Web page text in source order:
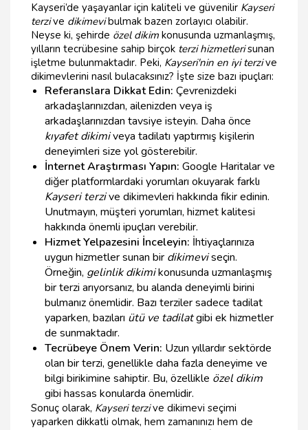
Kayseri’de yaşayanlar için kaliteli ve güvenilir Kayseri
terzive dikimevibulmak bazen zorlayıcı olabilir.
Neyse ki, şehirde özel dikim konusunda uzmanlaşmış,
yılların tecrübesine sahip birçok terzi hizmetlerisunan
işletme bulunmaktadır. Peki, Kayseri'nin en iyi terzive
dikimevlerini nasıl bulacaksınız? İşte size bazı ipuçları:
Referanslara Dikkat Edin: Çevrenizdeki
arkadaşlarınızdan, ailenizden veya iş
arkadaşlarınızdan tavsiye isteyin. Daha önce
kıyafet dikimiveya tadilatı yaptırmış kişilerin
deneyimleri size yol gösterebilir.
İnternet Araştırması Yapın: Google Haritalar ve
diğer platformlardaki yorumları okuyarak farklı
Kayseri terzive dikimevleri hakkında fikir edinin.
Unutmayın, müşteri yorumları, hizmet kalitesi
hakkında önemli ipuçları verebilir.
Hizmet Yelpazesini İnceleyin: İhtiyaçlarınıza
uygun hizmetler sunan bir dikimeviseçin.
Örneğin, gelinlik dikimikonusunda uzmanlaşmış
bir terzi arıyorsanız, bu alanda deneyimli birini
bulmanız önemlidir. Bazı terziler sadece tadilat
yaparken, bazıları ütü ve tadilatgibi ek hizmetler
de sunmaktadır.
Tecrübeye Önem Verin: Uzun yıllardır sektörde
olan bir terzi, genellikle daha fazla deneyime ve
bilgi birikimine sahiptir. Bu, özellikle özel dikim
gibi hassas konularda önemlidir.
Sonuç olarak, Kayseri terzive dikimevi seçimi
yaparken dikkatli olmak, hem zamanınızı hem de